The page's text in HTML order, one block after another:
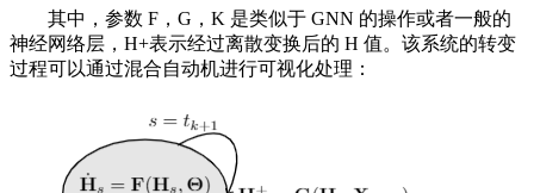
其中，参数 F，G，K 是类似于 GNN 的操作或者一般的
神经网络层，H+表示经过离散变换后的 H 值。该系统的转变
过程可以通过混合自动机进行可视化处理：